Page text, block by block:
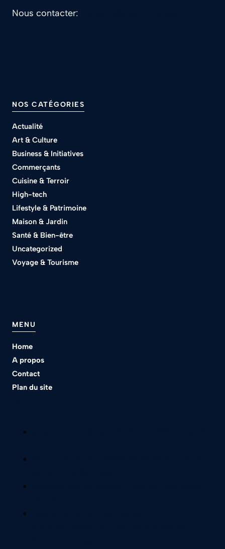
Nous contacter:
NOS CATÉGORIES
Actualité
Art & Culture
Business & Initiatives
Commerçants
Cuisine & Terroir
High-tech
Lifestyle & Patrimoine
Maison & Jardin
Santé & Bien-être
Uncategorized
Voyage & Tourisme
MENU
Home
A propos
Contact
Plan du site